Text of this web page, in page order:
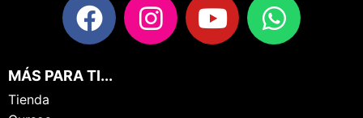
MÁS PARA TI...
Tienda